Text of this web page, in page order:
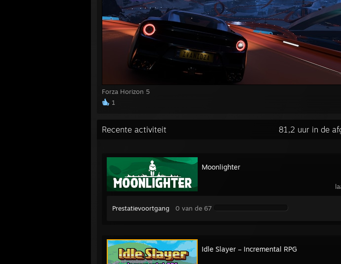
Forza Horizon 5
1
Recente activiteit 81,2 uur in de
Moonlighter
Prestatievoortgang 0 van de 67
Idle Slayer – Incremental RPG